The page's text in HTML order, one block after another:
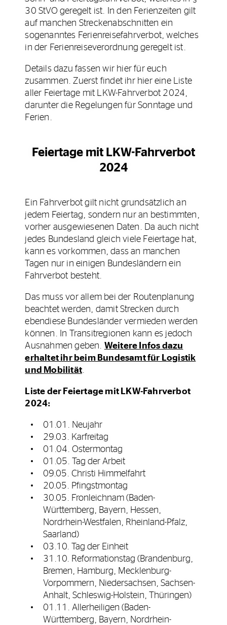
30 StVO geregelt ist. In den Ferienzeiten gilt
auf manchen Streckenabschnitten ein
sogenanntes Ferienreisefahrverbot, welches
in der Ferienreiseverordnung geregelt ist.
Details dazu fassen wir hier für euch
zusammen. Zuerst findet ihr hier eine Liste
aller Feiertage mit LKW-Fahrverbot 2024,
darunter die Regelungen für Sonntage und
Ferien.
Feiertage mit LKW-Fahrverbot
2024
Ein Fahrverbot gilt nicht grundsätzlich an
jedem Feiertag, sondern nur an bestimmten,
vorher ausgewiesenen Daten. Da auch nicht
jedes Bundesland gleich viele Feiertage hat,
kann es vorkommen, dass an manchen
Tagen nur in einigen Bundesländern ein
Fahrverbot besteht.
Das muss vor allem bei der Routenplanung
beachtet werden, damit Strecken durch
ebendiese Bundesländer vermieden werden
können. In Transitregionen kann es jedoch
Ausnahmen geben. Weitere Infos dazu
erhaltet ihr beim Bundesamt für Logistik
und Mobilität.
Liste der Feiertage mit LKW-Fahrverbot
2024:
01.01. Neujahr
29.03. Karfreitag
01.04. Ostermontag
01.05. Tag der Arbeit
09.05. Christi Himmelfahrt
20.05. Pfingstmontag
30.05. Fronleichnam (Baden-
Württemberg, Bayern, Hessen,
Nordrhein-Westfalen, Rheinland-Pfalz,
Saarland)
03.10. Tag der Einheit
31.10. Reformationstag (Brandenburg,
Bremen, Hamburg, Mecklenburg-
Vorpommern, Niedersachsen, Sachsen-
Anhalt, Schleswig-Holstein, Thüringen)
01.11. Allerheiligen (Baden-
Württemberg, Bayern, Nordrhein-